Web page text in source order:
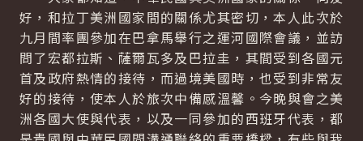
好，和拉丁美洲國家間的關係尤其密切，本人此次於
九月間率團參加在巴拿馬舉行之運河國際會議，並訪
問了宏都拉斯、薩爾瓦多及巴拉圭，其間受到各國元
首及政府熱情的接待，而過境美國時，也受到非常友
好的接待，使本人於旅次中備感溫馨。今晚與會之美
洲各國大使與代表，以及一同參加的西班牙代表，都